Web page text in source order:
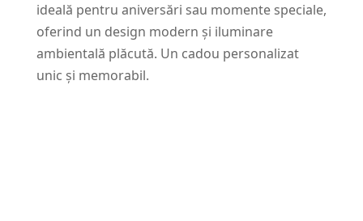
ideală pentru aniversări sau momente speciale,
oferind un design modern și iluminare
ambientală plăcută. Un cadou personalizat
unic și memorabil.